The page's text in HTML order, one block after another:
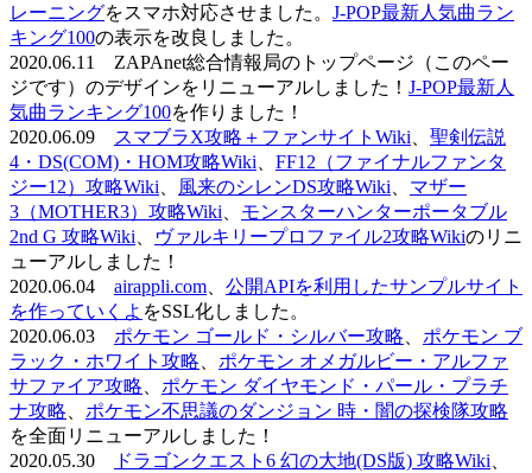
レーニングをスマホ対応させました。 J-POP最新人気曲ラン
キング100の表示を改良しました。
2020.06.11 ZAPAnet総合情報局のトップページ（このペー
ジです）のデザインをリニューアルしました！ J-POP最新人
気曲ランキング100を作りました！
2020.06.09
スマブラX攻略＋ファンサイトWiki
聖剣伝説
4・DS(COM)・HOM攻略Wiki
FF12（ファイナルファンタ
ジー12）攻略Wiki
風来のシレンDS攻略Wiki
マザー
3（MOTHER3）攻略Wiki
モンスターハンターポータブル
2nd G 攻略Wiki
ヴァルキリープロファイル2攻略Wikiのリニ
ューアルしました！
2020.06.04 airappli.com
公開APIを利用したサンプルサイト
を作っていくよ をSSL化しました。
2020.06.03 ポケモン ゴールド・シルバー攻略
ポケモン ブ
ラック・ホワイト攻略
ポケモン オメガルビー・アルファ
サファイア攻略
ポケモン ダイヤモンド・パール・プラチ
ナ攻略
ポケモン不思議のダンジョン 時・闇の探検隊攻略
を全面リニューアルしました！
2020.05.30
ドラゴンクエスト6 幻の大地(DS版) 攻略Wiki